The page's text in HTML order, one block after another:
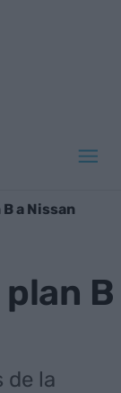
a Nissan
B
de la